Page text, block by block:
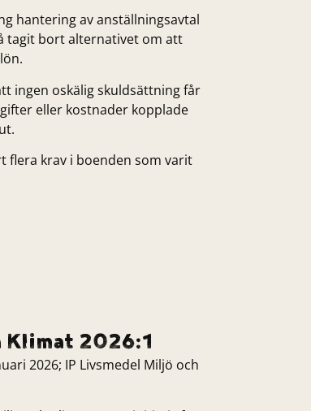
hantering av anställningsavtal
tagit bort alternativet om att
ingen oskälig skuldsättning får
eller kostnader kopplade
flera krav i boenden som varit
Klimat 2026:1
2026; IP Livsmedel Miljö och